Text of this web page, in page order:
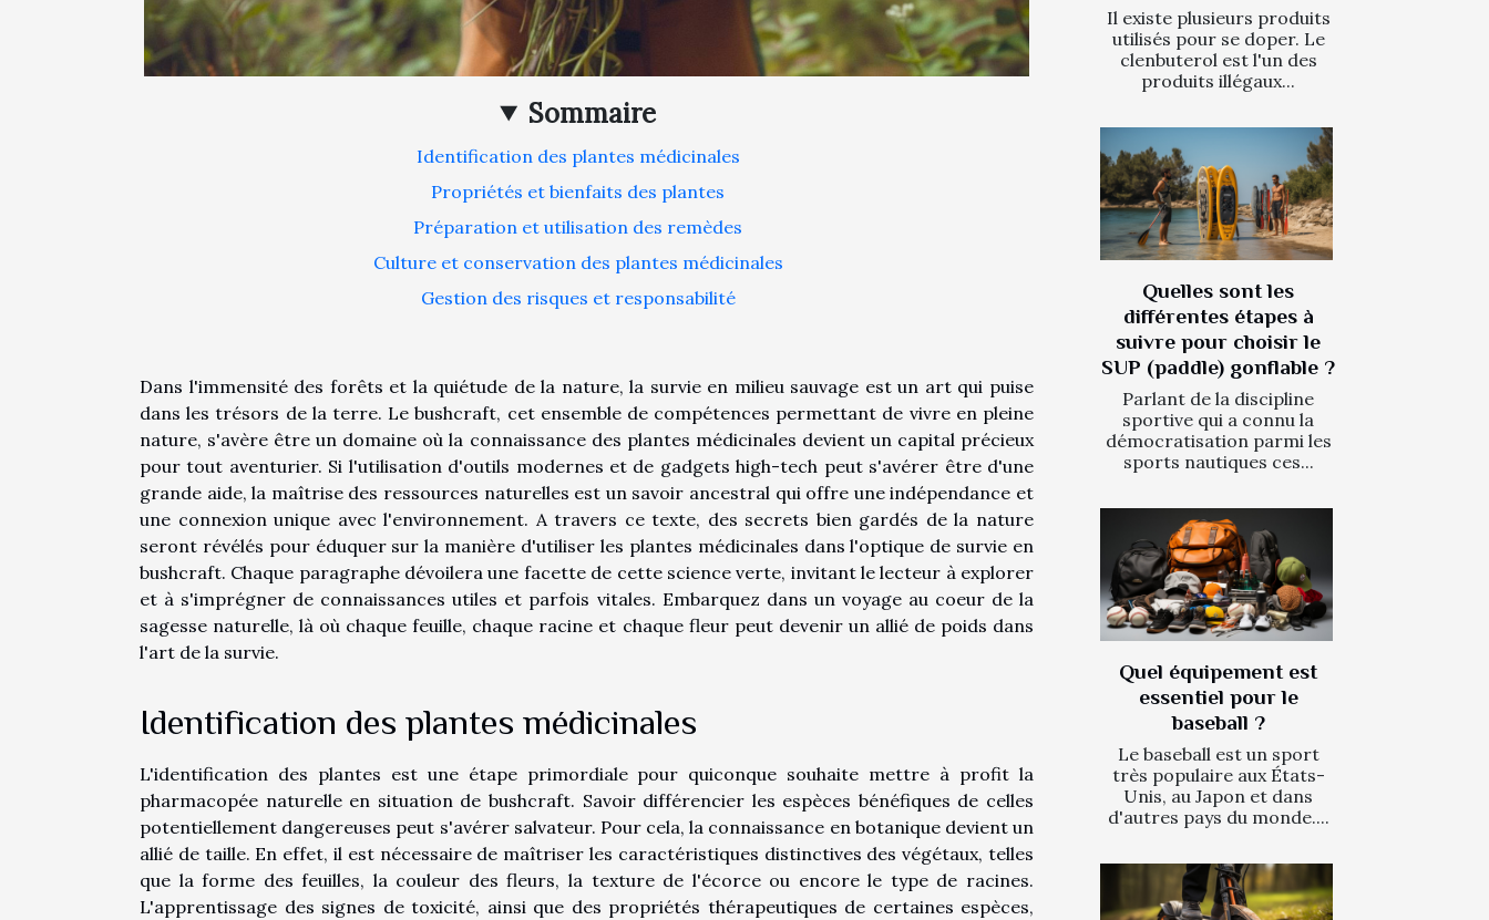
Sommaire
Identification des plantes médicinales
Propriétés et bienfaits des plantes
Préparation et utilisation des remèdes
Culture et conservation des plantes médicinales
Gestion des risques et responsabilité
Dans l'immensité des forêts et la quiétude de la nature, la survie en milieu sauvage est un art qui puise
dans les trésors de la terre. Le bushcraft, cet ensemble de compétences permettant de vivre en pleine
nature, s'avère être un domaine où la connaissance des plantes médicinales devient un capital précieux
pour tout aventurier. Si l'utilisation d'outils modernes et de gadgets high-tech peut s'avérer être d'une
grande aide, la maîtrise des ressources naturelles est un savoir ancestral qui offre une indépendance et
une connexion unique avec l'environnement. A travers ce texte, des secrets bien gardés de la nature
seront révélés pour éduquer sur la manière d'utiliser les plantes médicinales dans l'optique de survie en
bushcraft. Chaque paragraphe dévoilera une facette de cette science verte, invitant le lecteur à explorer
et à s'imprégner de connaissances utiles et parfois vitales. Embarquez dans un voyage au coeur de la
sagesse naturelle, là où chaque feuille, chaque racine et chaque fleur peut devenir un allié de poids dans
l'art de la survie.
Identification des plantes médicinales
L'identification des plantes est une étape primordiale pour quiconque souhaite mettre à profit la
pharmacopée naturelle en situation de bushcraft. Savoir différencier les espèces bénéfiques de celles
potentiellement dangereuses peut s'avérer salvateur. Pour cela, la connaissance en botanique devient un
allié de taille. En effet, il est nécessaire de maîtriser les caractéristiques distinctives des végétaux, telles
que la forme des feuilles, la couleur des fleurs, la texture de l'écorce ou encore le type de racines.
L'apprentissage des signes de toxicité, ainsi que des propriétés thérapeutiques de certaines espèces,
Il existe plusieurs produits
utilisés pour se doper. Le
clenbuterol est l'un des
produits illégaux...
Quelles sont les
différentes étapes à
suivre pour choisir le
SUP (paddle) gonflable ?
Parlant de la discipline
sportive qui a connu la
démocratisation parmi les
sports nautiques ces...
Quel équipement est
essentiel pour le
baseball ?
Le baseball est un sport
très populaire aux États-
Unis, au Japon et dans
d'autres pays du monde....